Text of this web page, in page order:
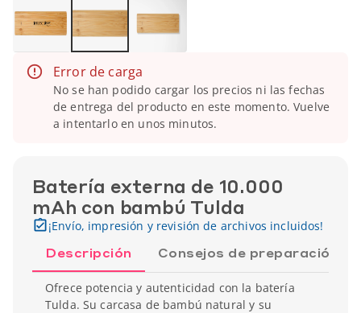
Error de carga
No se han podido cargar los precios ni las fechas
de entrega del producto en este momento. Vuelve
a intentarlo en unos minutos.
Batería externa de 10.000
mAh con bambú Tulda
¡Envío, impresión y revisión de archivos incluidos!
Descripción Consejos de preparación
Ofrece potencia y autenticidad con la batería
Tulda. Su carcasa de bambú natural y su